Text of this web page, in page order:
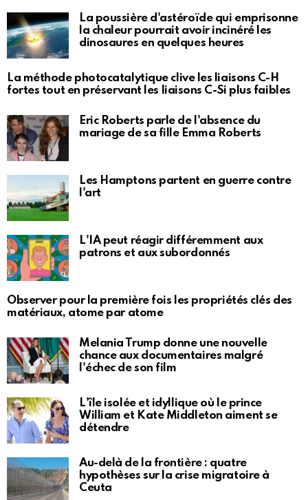
La poussière d'astéroïde qui emprisonne
la chaleur pourrait avoir incinéré les
dinosaures en quelques heures
La méthode photocatalytique clive les liaisons C-H
fortes tout en préservant les liaisons C-Si plus faibles
Eric Roberts parle de l'absence du
mariage de sa fille Emma Roberts
Les Hamptons partent en guerre contre
l'art
L'IA peut réagir différemment aux
patrons et aux subordonnés
Observer pour la première fois les propriétés clés des
matériaux, atome par atome
Melania Trump donne une nouvelle
chance aux documentaires malgré
l'échec de son film
L'île isolée et idyllique où le prince
William et Kate Middleton aiment se
détendre
Au-delà de la frontière : quatre
hypothèses sur la crise migratoire à
Ceuta